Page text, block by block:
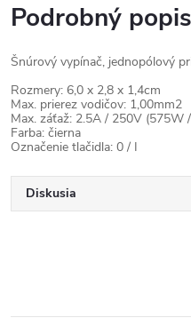
Podrobný popis
Šnúrový vypínač, jednopólový
Rozmery: 6,0 x 2,8 x 1,4cm
Max. prierez vodičov: 1,00mm2
Max. záťaž: 2.5A / 250V (575W
Farba: čierna
Označenie tlačidla: 0 / I
Diskusia